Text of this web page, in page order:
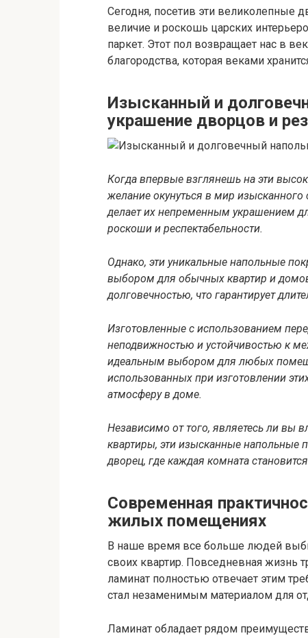
Сегодня, посетив эти великолепные
величие и роскошь царских
паркет. Этот пол возвращает нас в
благородства, которая веками
Изысканный и
украшение дворцов и
Когда впервые взглянешь на эти
желание окунуться в мир
делает их непременным украшением
роскоши и респектабельности.
Однако, эти уникальные напольные
выбором для обычных квартир и
долговечностью, что гарантирует
Изготовленные с использованием
неподвижностью и устойчивостью к
идеальным выбором для любых
использованных при изготовлении
атмосферу в доме.
Независимо от того, являетесь ли вы
квартиры, эти изысканные
дворец, где каждая комната
Современная
жилых помещениях
В наше время все больше людей
своих квартир. Повседневная жизнь
ламинат полностью отвечает этим
стал незаменимым материалом для
Ламинат обладает рядом